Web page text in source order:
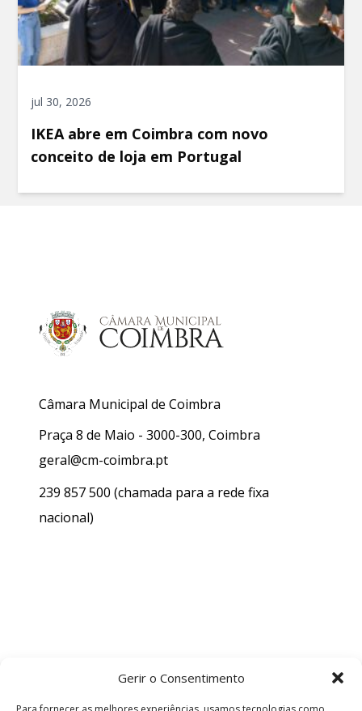
Gerir o Consentimento
jul 30, 2026
IKEA abre em Coimbra com novo
conceito de loja em Portugal
Câmara Municipal de Coimbra
Praça 8 de Maio - 3000-300, Coimbra
geral@cm-coimbra.pt
239 857 500 (chamada para a rede fixa
nacional)